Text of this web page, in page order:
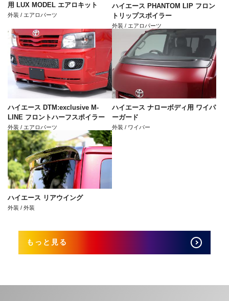
用 LUX MODEL エアロキット
外装 / エアロパーツ
ハイエース PHANTOM LIP フロン
トリップスポイラー
外装 / エアロパーツ
ハイエース DTM:exclusive M-
LINE フロントハーフスポイラー
外装 / エアロパーツ
ハイエース ナローボディ用 ワイパ
ーガード
外装 / ワイパー
ハイエース リアウイング
外装 / 外装
もっと見る